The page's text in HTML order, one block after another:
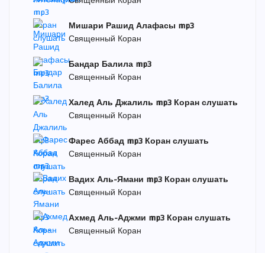
Мишари Рашид Алафасы mp3
Священный Коран
Бандар Балила mp3
Священный Коран
Халед Аль Джалиль mp3 Коран слушать
Священный Коран
Фарес Аббад mp3 Коран слушать
Священный Коран
Вадих Аль-Ямани mp3 Коран слушать
Священный Коран
Ахмед Аль-Аджми mp3 Коран слушать
Священный Коран